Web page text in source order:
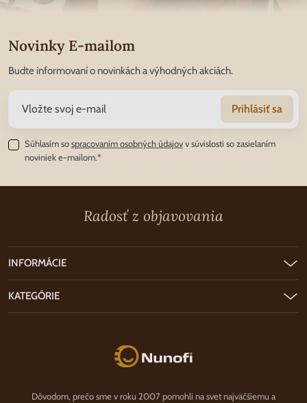
Novinky E-mailom
Budte informovaní o novinkách a výhodných akciách.
Prihlásiť sa
Súhlasím sospracovaním osobných údajovv súvislosti so zasielaním
noviniek e-mailom.*
Radosť z objavovania
Nunofi.sk
Dôvodom, prečo sme v roku 2007 pomohli na svet najväčšiemu a
INFORMÁCIE
KATEGÓRIE